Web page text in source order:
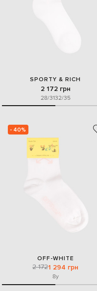
SPORTY & RICH
2 172 грн
28/3132/35
- 40%
OFF-WHITE
2 1721 294 грн
8y